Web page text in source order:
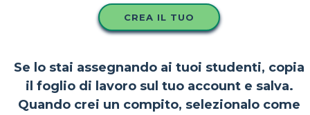
CREA IL TUO
Se lo stai assegnando ai tuoi studenti, copia
il foglio di lavoro sul tuo account e salva.
Quando crei un compito, selezionalo come